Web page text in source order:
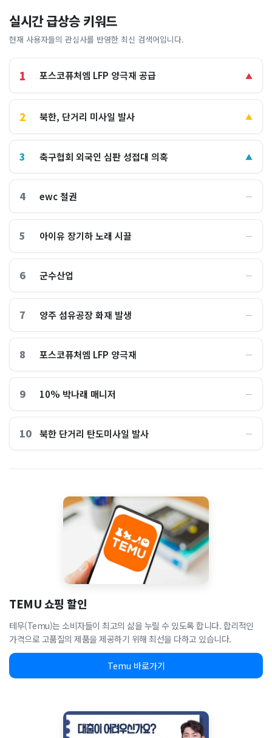
실시간 급상승 키워드
현재 사용자들의 관심사를 반영한 최신 검색어입니다.
1 포스코퓨처엠 LFP 양극재 공급 ▲
2 북한, 단거리 미사일 발사 ▲
3 축구협회 외국인 심판 성접대 의혹 ▲
4 ewc 철권 ―
5 아이유 장기하 노래 시끌 ―
6 군수산업 ―
7 양주 섬유공장 화재 발생 ―
8 포스코퓨처엠 LFP 양극재 ―
9 10% 박나래 매니저 ―
10 북한 단거리 탄도미사일 발사 ―
TEMU 쇼핑 할인
테무(Temu)는 소비자들이 최고의 삶을 누릴 수 있도록 합니다. 합리적인
가격으로 고품질의 제품을 제공하기 위해 최선을 다하고 있습니다.
Temu 바로가기